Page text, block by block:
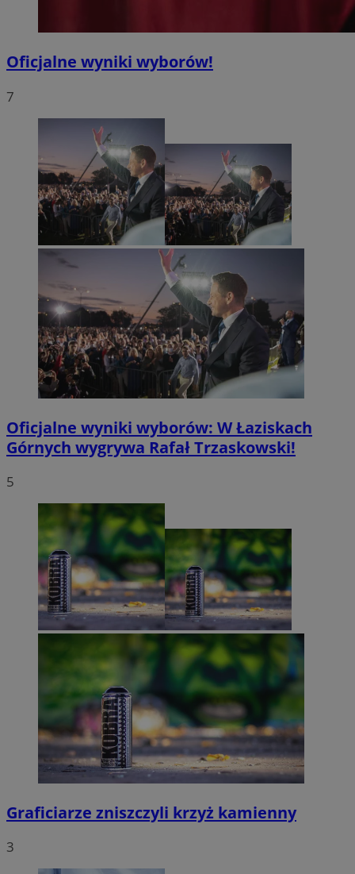
Oficjalne wyniki wyborów!
7
Oficjalne wyniki wyborów: W Łaziskach
Górnych wygrywa Rafał Trzaskowski!
5
Graficiarze zniszczyli krzyż kamienny
3